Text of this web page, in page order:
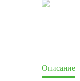
Описание